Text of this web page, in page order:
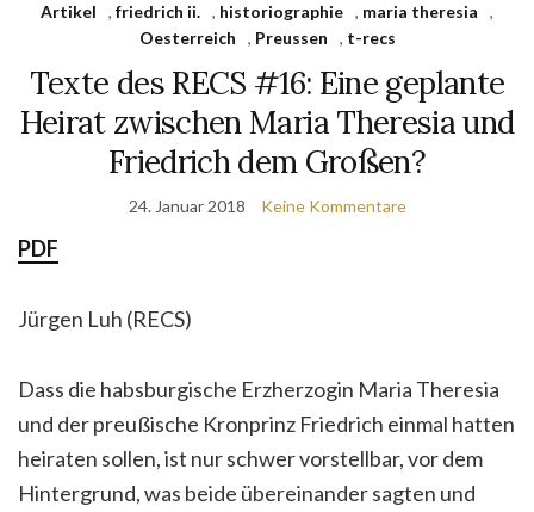
Artikel , friedrich ii. , historiographie , maria theresia
,
Oesterreich
, Preussen , t-recs
Texte des RECS #16: Eine geplante
Heirat zwischen Maria Theresia und
Friedrich dem Großen?
24. Januar 2018 Keine Kommentare
PDF
Jürgen Luh (RECS)
Dass die habsburgische Erzherzogin Maria Theresia
und der preußische Kronprinz Friedrich einmal hatten
heiraten sollen, ist nur schwer vorstellbar, vor dem
Hintergrund, was beide übereinander sagten und